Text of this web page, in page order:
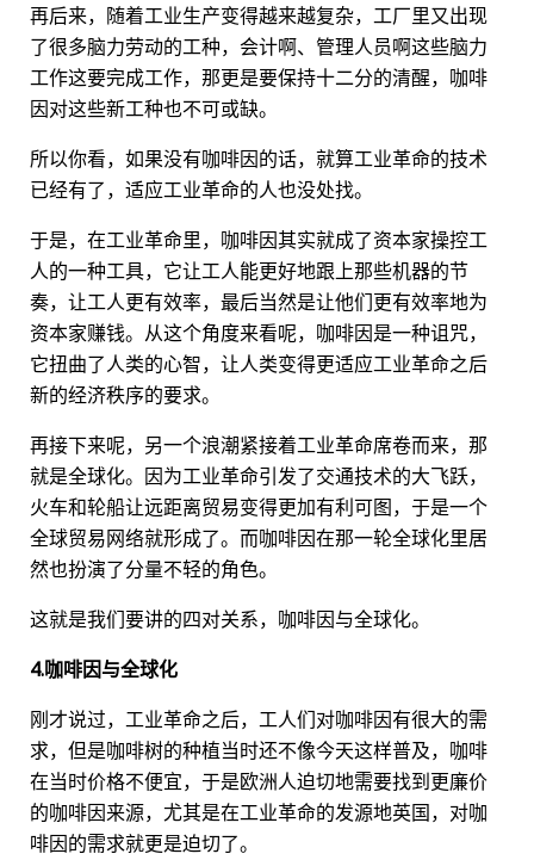
再后来，随着工业生产变得越来越复杂，工厂里又出现
了很多脑力劳动的工种，会计啊、管理人员啊这些脑力
工作这要完成工作，那更是要保持十二分的清醒，咖啡
因对这些新工种也不可或缺。
所以你看，如果没有咖啡因的话，就算工业革命的技术
已经有了，适应工业革命的人也没处找。
于是，在工业革命里，咖啡因其实就成了资本家操控工
人的一种工具，它让工人能更好地跟上那些机器的节
奏，让工人更有效率，最后当然是让他们更有效率地为
资本家赚钱。从这个角度来看呢，咖啡因是一种诅咒，
它扭曲了人类的心智，让人类变得更适应工业革命之后
新的经济秩序的要求。
再接下来呢，另一个浪潮紧接着工业革命席卷而来，那
就是全球化。因为工业革命引发了交通技术的大飞跃，
火车和轮船让远距离贸易变得更加有利可图，于是一个
全球贸易网络就形成了。而咖啡因在那一轮全球化里居
然也扮演了分量不轻的角色。
这就是我们要讲的四对关系，咖啡因与全球化。
4.咖啡因与全球化
刚才说过，工业革命之后，工人们对咖啡因有很大的需
求，但是咖啡树的种植当时还不像今天这样普及，咖啡
在当时价格不便宜，于是欧洲人迫切地需要找到更廉价
的咖啡因来源，尤其是在工业革命的发源地英国，对咖
啡因的需求就更是迫切了。